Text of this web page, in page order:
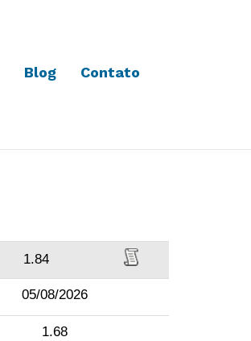
Blog
Contato
1.84
05/08/2026
1.68